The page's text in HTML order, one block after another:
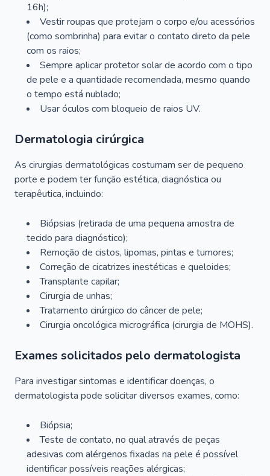
16h);
Vestir roupas que protejam o corpo e/ou acessórios
(como sombrinha) para evitar o contato direto da pele
com os raios;
Sempre aplicar protetor solar de acordo com o tipo
de pele e a quantidade recomendada, mesmo quando
o tempo está nublado;
Usar óculos com bloqueio de raios UV.
Dermatologia cirúrgica
As cirurgias dermatológicas costumam ser de pequeno
porte e podem ter função estética, diagnóstica ou
terapêutica, incluindo:
Biópsias (retirada de uma pequena amostra de
tecido para diagnóstico);
Remoção de cistos, lipomas, pintas e tumores;
Correção de cicatrizes inestéticas e queloides;
Transplante capilar;
Cirurgia de unhas;
Tratamento cirúrgico do câncer de pele;
Cirurgia oncológica micrográfica (cirurgia de MOHS).
Exames solicitados pelo dermatologista
Para investigar sintomas e identificar doenças, o
dermatologista pode solicitar diversos exames, como:
Biópsia;
Teste de contato, no qual através de peças
adesivas com alérgenos fixadas na pele é possível
identificar possíveis reações alérgicas;